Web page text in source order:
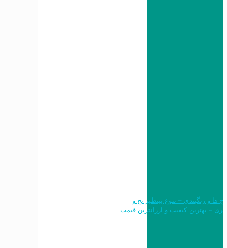
طرح ها و رنگبندی – تنوع بینظیر نخ و